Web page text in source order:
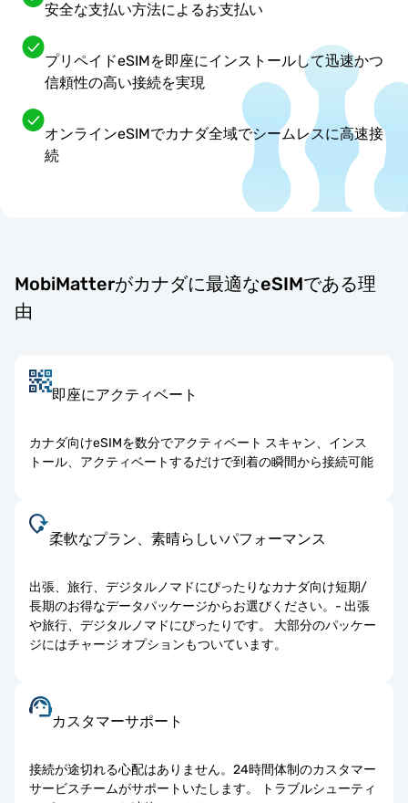
安全な支払い方法によるお支払い
プリペイドeSIMを即座にインストールして迅速かつ
信頼性の高い接続を実現
オンラインeSIMでカナダ全域でシームレスに高速接
続
MobiMatterがカナダに最適なeSIMである理
由
即座にアクティベート
カナダ向けeSIMを数分でアクティベート スキャン、インス
トール、アクティベートするだけで到着の瞬間から接続可能
柔軟なプラン、素晴らしいパフォーマンス
出張、旅行、デジタルノマドにぴったりなカナダ向け短期/
長期のお得なデータパッケージからお選びください。- 出張
や旅行、デジタルノマドにぴったりです。 大部分のパッケー
ジにはチャージ オプションもついています。
カスタマーサポート
接続が途切れる心配はありません。24時間体制のカスタマー
サービスチームがサポートいたします。 トラブルシューティ